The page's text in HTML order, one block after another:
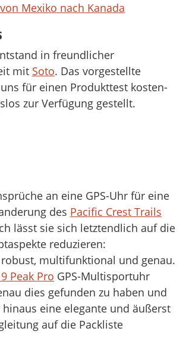
Mexiko nach Kanada
in freundlicher
mit Soto. Das vorgestellte
für einen Produkttest kosten-
zur Verfügung gestellt.
an eine GPS-Uhr für eine
des Pacific Crest Trails
lässt sie sich letztendlich auf die
reduzieren:
multifunktional und genau.
Peak Pro GPS-Multisportuhr
dies gefunden zu haben und
eine elegante und äußerst
auf die Packliste